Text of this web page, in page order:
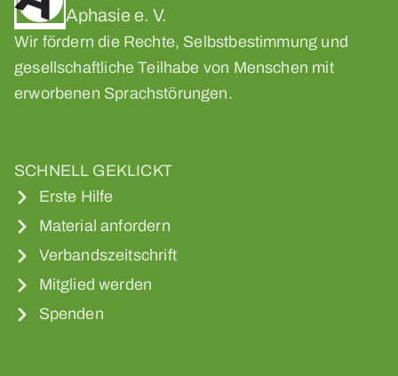
Aphasie e. V.
Wir fördern die Rechte, Selbstbestimmung und
gesellschaftliche Teilhabe von Menschen mit
erworbenen Sprachstörungen.
SCHNELL GEKLICKT
Erste Hilfe
Material anfordern
Verbandszeitschrift
Mitglied werden
Spenden